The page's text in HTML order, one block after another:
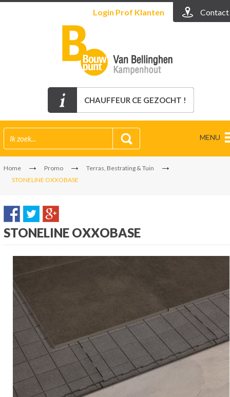
Login Prof Klanten Contact
CHAUFFEUR CE GEZOCHT !
MENU
Home Promo
Terras, Bestrating & Tuin
STONELINE OXXOBASE
STONELINE OXXOBASE